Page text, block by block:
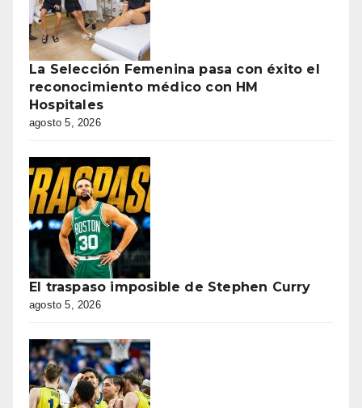
La Selección Femenina pasa con éxito el
reconocimiento médico con HM
Hospitales
agosto 5, 2026
El traspaso imposible de Stephen Curry
agosto 5, 2026